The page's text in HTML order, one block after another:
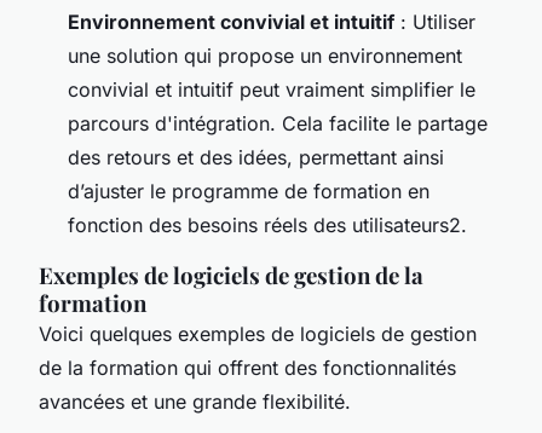
Environnement convivial et intuitif: Utiliser
une solution qui propose un environnement
convivial et intuitif peut vraiment simplifier le
parcours d'intégration. Cela facilite le partage
des retours et des idées, permettant ainsi
d’ajuster le programme de formation en
fonction des besoins réels des utilisateurs2.
Exemples de logiciels de gestion de la
formation
Voici quelques exemples de logiciels de gestion
de la formation qui offrent des fonctionnalités
avancées et une grande flexibilité.